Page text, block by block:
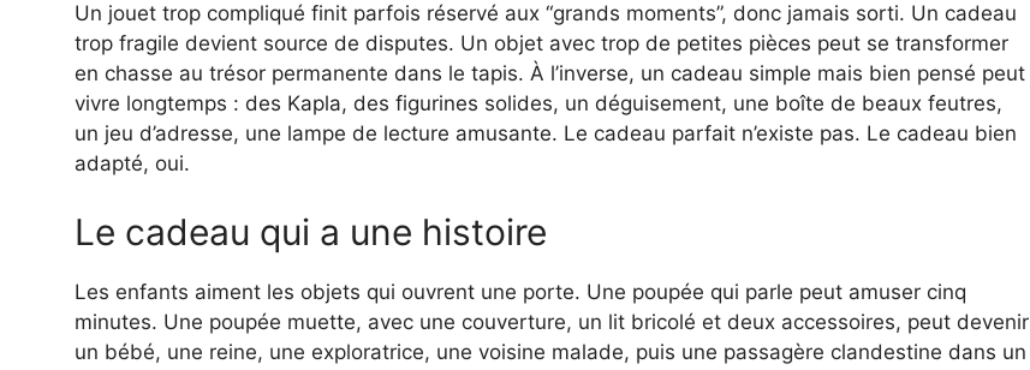
Un jouet trop compliqué finit parfois réservé aux “grands moments”, donc jamais sorti. Un cadeau
trop fragile devient source de disputes. Un objet avec trop de petites pièces peut se transformer
en chasse au trésor permanente dans le tapis. À l’inverse, un cadeau simple mais bien pensé peut
vivre longtemps : des Kapla, des figurines solides, un déguisement, une boîte de beaux feutres,
un jeu d’adresse, une lampe de lecture amusante. Le cadeau parfait n’existe pas. Le cadeau bien
adapté, oui.
Le cadeau qui a une histoire
Les enfants aiment les objets qui ouvrent une porte. Une poupée qui parle peut amuser cinq
minutes. Une poupée muette, avec une couverture, un lit bricolé et deux accessoires, peut devenir
un bébé, une reine, une exploratrice, une voisine malade, puis une passagère clandestine dans un